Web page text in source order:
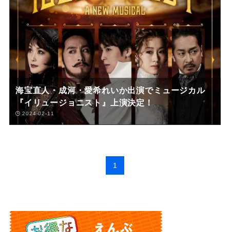
海宝直人・成河・愛希れいか出演でミュージカル
『イリュージョニスト』上演決定！
2024-02-11
1